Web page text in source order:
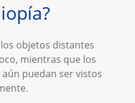
objetos distantes
mientras que los
puedan ser vistos